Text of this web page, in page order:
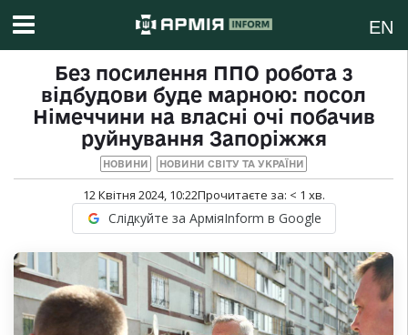
EN
Без посилення ППО робота з
відбудови буде марною: посол
Німеччини на власні очі побачив
руйнування Запоріжжя
НОВИНИ НОВИНИ СВІТУ ТА УКРАЇНИ
12 Квітня 2024, 10:22Прочитаєте за: < 1 хв.
Слідкуйте за АрміяInform в Google